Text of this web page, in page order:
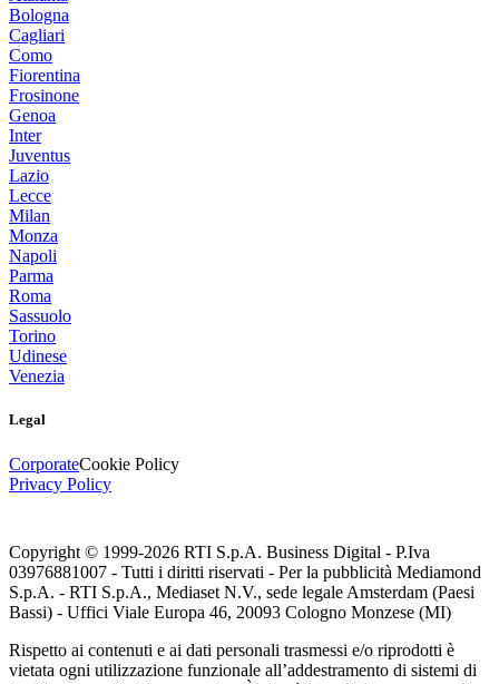
Bologna
Cagliari
Como
Fiorentina
Frosinone
Genoa
Inter
Juventus
Lazio
Lecce
Milan
Monza
Napoli
Parma
Roma
Sassuolo
Torino
Udinese
Venezia
Legal
CorporateCookie Policy
Privacy Policy
Copyright © 1999-2026 RTI S.p.A. Business Digital - P.Iva
03976881007 - Tutti i diritti riservati - Per la pubblicità Mediamond
S.p.A. - RTI S.p.A., Mediaset N.V., sede legale Amsterdam (Paesi
Bassi) - Uffici Viale Europa 46, 20093 Cologno Monzese (MI)
Rispetto ai contenuti e ai dati personali trasmessi e/o riprodotti è
vietata ogni utilizzazione funzionale all’addestramento di sistemi di